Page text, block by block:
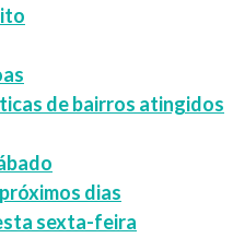
de bairros atingidos
dias
sexta-feira